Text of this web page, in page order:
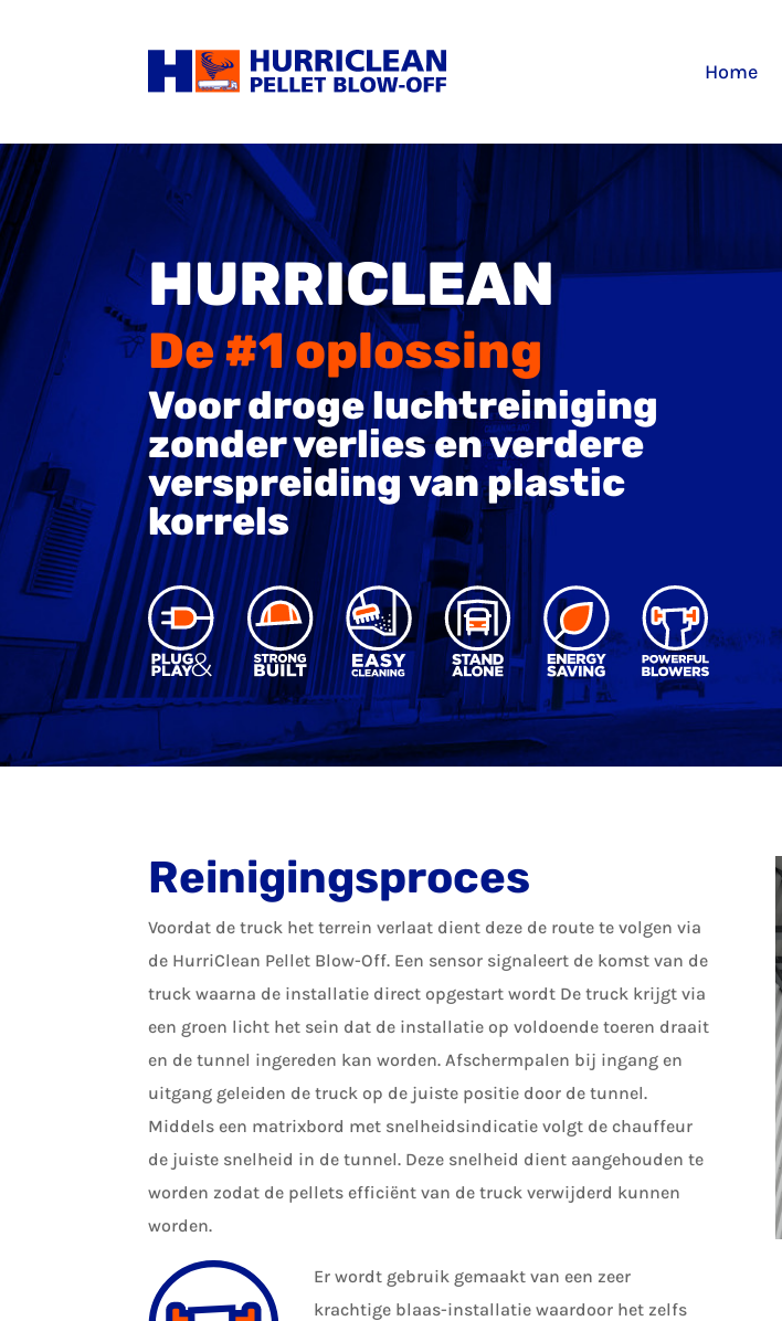
Home
HURRICLEAN
De #1 oplossing
Voor droge luchtreiniging
zonder verlies en verdere
verspreiding van plastic
korrels
Reinigingsproces
Voordat de truck het terrein verlaat dient deze de route te volgen via
de HurriClean Pellet Blow-Off. Een sensor signaleert de komst van de
truck waarna de installatie direct opgestart wordt De truck krijgt via
een groen licht het sein dat de installatie op voldoende toeren draait
en de tunnel ingereden kan worden. Afschermpalen bij ingang en
uitgang geleiden de truck op de juiste positie door de tunnel.
Middels een matrixbord met snelheidsindicatie volgt de chauffeur
de juiste snelheid in de tunnel. Deze snelheid dient aangehouden te
worden zodat de pellets efficiënt van de truck verwijderd kunnen
worden.
Er wordt gebruik gemaakt van een zeer
krachtige blaas-installatie waardoor het zelfs